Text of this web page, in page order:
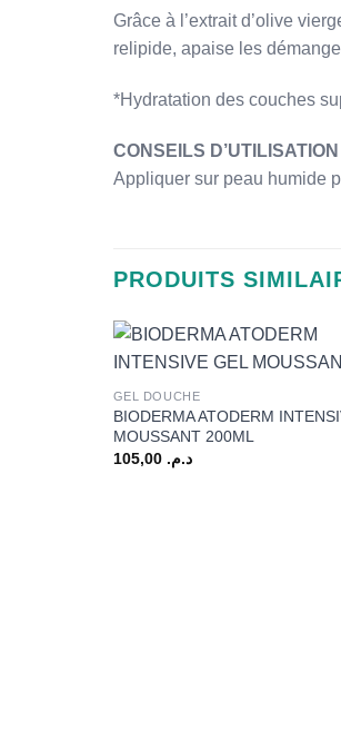
Grâce à l’extrait d’olive
relipide, apaise les
*Hydratation des couches
CONSEILS D’UTILISATION
Appliquer sur peau humide
PRODUITS
+
GEL DOUCHE
BIODERMA ATODERM
MOUSSANT 200ML
د.م. 105,00